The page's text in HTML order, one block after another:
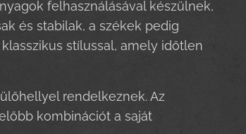
felhasználásával készülnek,
és stabilak, a székek pedig
stílussal, amely időtlen
rendelkeznek. Az
kombinációt a saját